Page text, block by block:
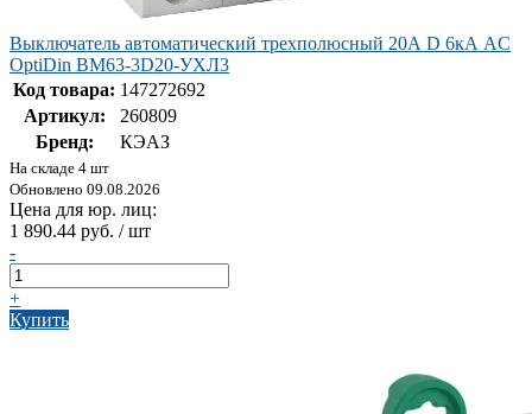
Выключатель автоматический трехполюсный 20А D 6кА AC
OptiDin BM63-3D20-УХЛ3
Код товара: 147272692
Артикул:
260809
Бренд:
КЭАЗ
На складе 4 шт
Обновлено 09.08.2026
Цена для юр. лиц:
1 890.44 руб. / шт
-
+
Купить